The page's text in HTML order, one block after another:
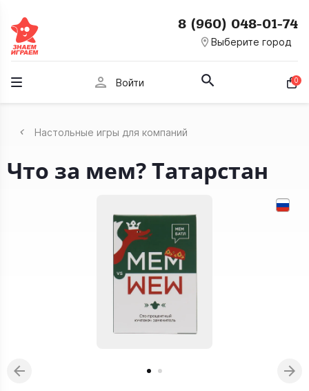
room Выберите город
8 (960) 048-01-74
person Войти 0
Настольные игры для компаний
Что за мем? Татарстан